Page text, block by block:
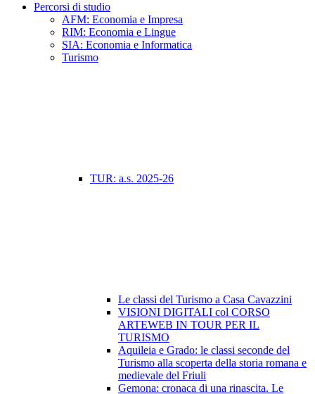
Percorsi di studio
AFM: Economia e Impresa
RIM: Economia e Lingue
SIA: Economia e Informatica
Turismo
TUR: a.s. 2025-26
Le classi del Turismo a Casa Cavazzini
VISIONI DIGITALI col CORSO
ARTEWEB IN TOUR PER IL
TURISMO
Aquileia e Grado: le classi seconde del
Turismo alla scoperta della storia romana e
medievale del Friuli
Gemona: cronaca di una rinascita. Le